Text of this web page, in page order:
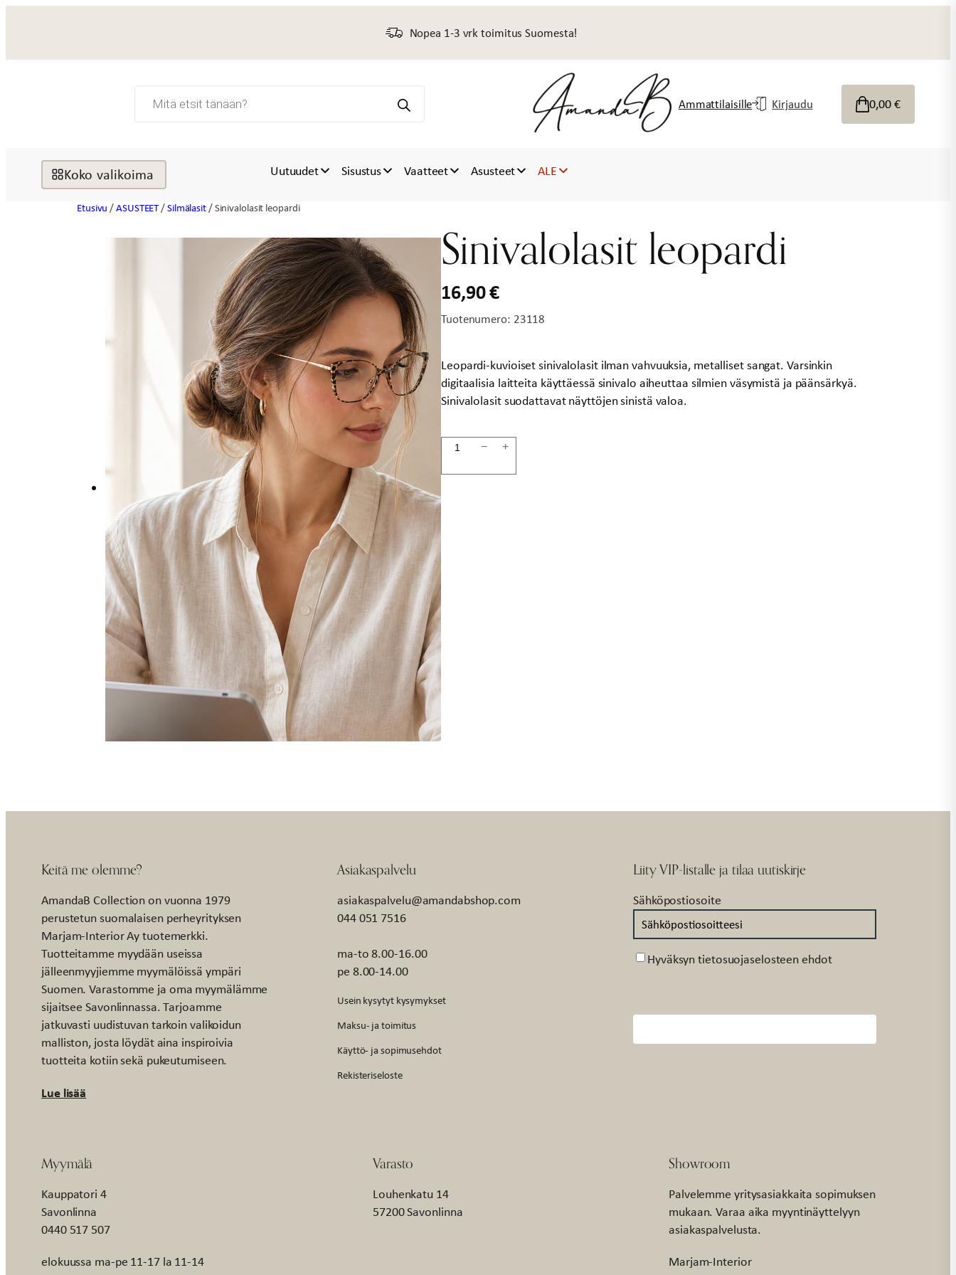
Nopea 1-3 vrk toimitus Suomesta!
search Ammattilaisille Kirjaudu 0,00€
Koko valikoima Uutuudet Sisustus Vaatteet Asusteet ALE
Etusivu /ASUSTEET/Silmälasit/ Sinivalolasit leopardi
Sinivalolasit leopardi
16,90€
Tuotenumero: 23118
Leopardi-kuvioiset sinivalolasit ilman vahvuuksia, metalliset sangat. Varsinkin
digitaalisia laitteita käyttäessä sinivalo aiheuttaa silmien väsymistä ja päänsärkyä.
Sinivalolasit suodattavat näyttöjen sinistä valoa.
Sinivalolasit
− +
Keitä me olemme?
AmandaB Collection on vuonna 1979
perustetun suomalaisen perheyrityksen
Marjam-Interior Ay tuotemerkki.
Tuotteitamme myydään useissa
jälleenmyyjiemme myymälöissä ympäri
Suomen. Varastomme ja oma myymälämme
sijaitsee Savonlinnassa. Tarjoamme
jatkuvasti uudistuvan tarkoin valikoidun
malliston, josta löydät aina inspiroivia
tuotteita kotiin sekä pukeutumiseen.
Lue lisää
Asiakaspalvelu
asiakaspalvelu@amandabshop.com
044 051 7516
ma-to 8.00-16.00
pe 8.00-14.00
Usein kysytyt kysymykset
Maksu- ja toimitus
Käyttö- ja sopimusehdot
Rekisteriseloste
Liity VIP-listalle ja tilaa uutiskirje
Sähköpostiosoite
Suostumus
Hyväksyn tietosuojaselosteen ehdot
Myymälä
Kauppatori 4
Savonlinna
0440 517 507
elokuussa ma-pe 11-17 la 11-14
Varasto
Louhenkatu 14
57200 Savonlinna
Showroom
Palvelemme yritysasiakkaita sopimuksen
mukaan. Varaa aika myyntinäyttelyyn
asiakaspalvelusta.
Marjam-Interior